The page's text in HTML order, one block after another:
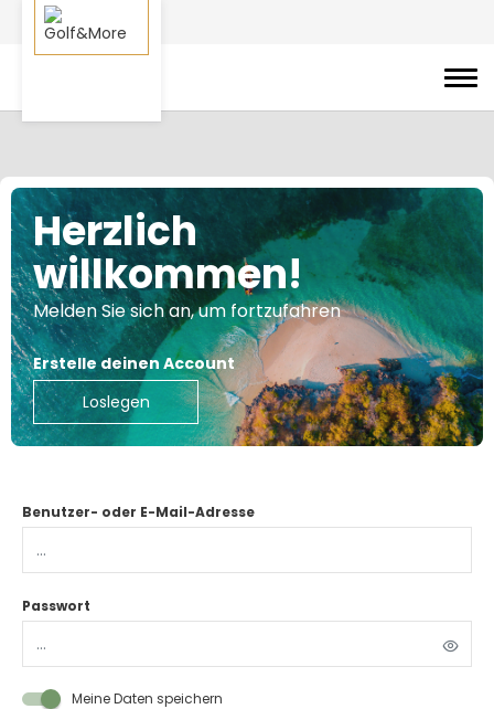
Herzlich
willkommen!
Melden Sie sich an, um fortzufahren
Erstelle deinen Account
Loslegen
Benutzer- oder E-Mail-Adresse
Passwort
Meine Daten speichern